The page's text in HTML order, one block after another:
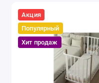
Акция
Популярный
Хит продаж